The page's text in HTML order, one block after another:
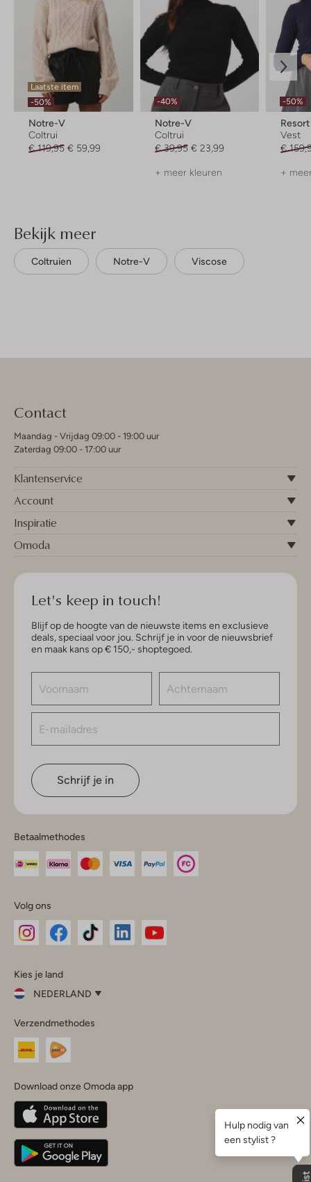
Laatste item
-50%
Notre-V
Coltrui
€ 119,95 € 59,99
-40%
Notre-V
Coltrui
€ 39,95 € 23,99
+ meer kleuren
-50%
Vest
€
+
Bekijk meer
Coltruien Notre-V Viscose
Contact
Maandag - Vrijdag 09:00 - 19:00 uur
Zaterdag 09:00 - 17:00 uur
Klantenservice
Account
Inspiratie
Omoda
Let's keep in touch!
Blijf op de hoogte van de nieuwste items en exclusieve
deals, speciaal voor jou. Schrijf je in voor de nieuwsbrief
en maak kans op € 150,- shoptegoed.
Schrijf je in
Betaalmethodes
Volg ons
InstagramFacebook
Kies je land
NEDERLAND
je
land
Nederland
Belgique(Français)
Deutschland
Verzendmethodes
Download onze Omoda app